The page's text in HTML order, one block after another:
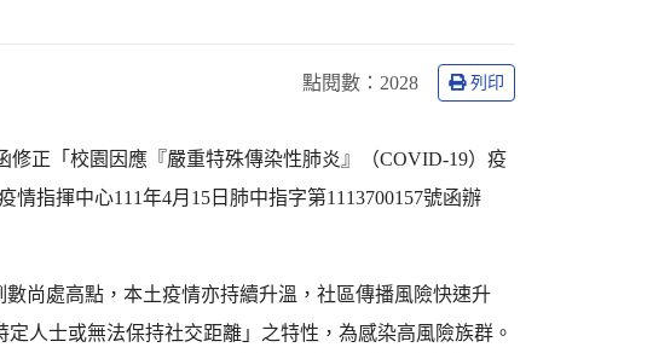
點閱數 ：2028 列印
修正「校園因應『嚴重特殊傳染性肺炎』（COVID-19）疫
指揮中心111年4月15日肺中指字第1113700157號函辦
尚處高點，本土疫情亦持續升溫，社區傳播風險快速升
人士或無法保持社交距離」之特性，為感染高風險族群。